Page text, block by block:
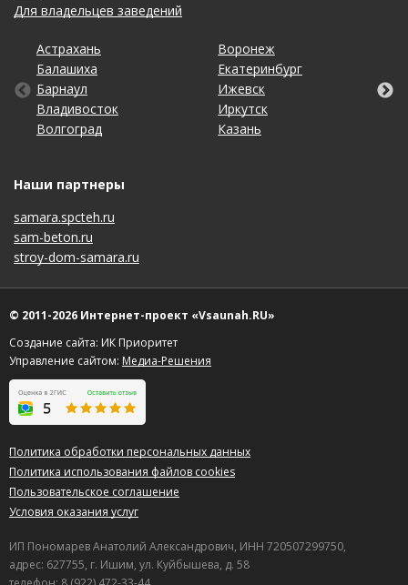
Для владельцев заведений
Астрахань
Балашиха
Барнаул
Владивосток
Волгоград
Воронеж
Екатеринбург
Ижевск
Иркутск
Казань
Калининград
Кемерово
Киров
Краснодар
Красноярск
Липецк
Махачкала
Москва
Набережные Челны
Нижний Новгород
Новосибирск
Омск
Оренбург
Пенза
Пермь
Ростов-на-Дону
Рязань
Санкт-Петербург
Саратов
Ставрополь
Тольятти
Томск
Тула
Тюмень
Ульяновск
Уфа
Хабаровск
Чебоксары
Челябинск
Ярославль
Наши партнеры
samara.spcteh.ru
sam-beton.ru
stroy-dom-samara.ru
© 2011-2026 Интернет-проект «Vsaunah.RU»
Создание сайта: ИК Приоритет
Управление сайтом: Медиа-Решения
Политика обработки персональных данных
Политика использования файлов cookies
Пользовательское соглашение
Условия оказания услуг
ИП Пономарев Анатолий Александрович, ИНН 720507299750,
адрес: 627755, г. Ишим, ул. Куйбышева, д. 58